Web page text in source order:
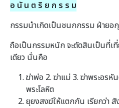
อ นั น ต ริ ย ก ร ร ม
กรรมนําเกิดเป็นชนกกรรม ฝ่ายอ
ถือเป็นกรรมหนัก จะตัดสินเป็นที่เ
เดียว นั่นคือ
ฆ่าพ่อ 2. ฆ่าแม่ 3. ฆ่าพระอรหั
พระโลหิต
ยุยงสงฆ์ให้แตกกัน เรียกว่า สั